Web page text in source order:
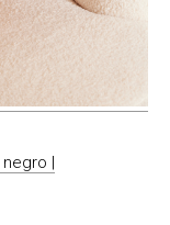
|